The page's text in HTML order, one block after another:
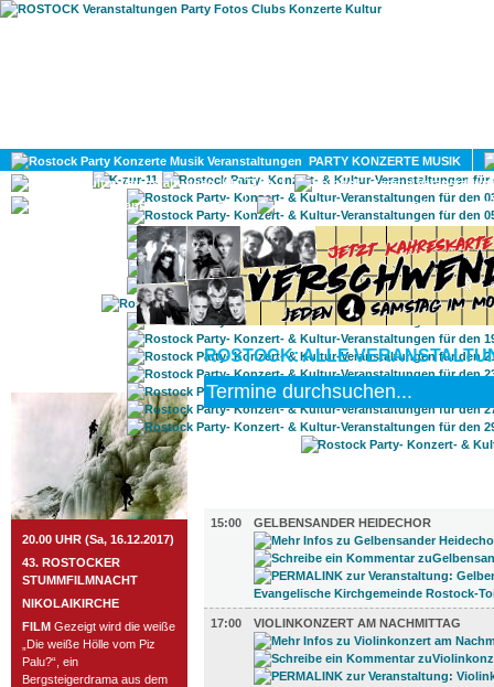
PARTY KONZERTE MUSIK
KULTUR
GAY
ROSTOCK TAGESTIPP
20.00 UHR (Sa, 16.12.2017)
43. ROSTOCKER
STUMMFILMNACHT
NIKOLAIKIRCHE
FILM Gezeigt wird die weiße
„Die weiße Hölle vom Piz
Palu?“, ein
Bergsteigerdrama aus dem
ROSTOCK: ALLE
15:00
GELBENSANDER HEIDECHOR
17:00 VIOLINKONZERT AM NACHMITTAG